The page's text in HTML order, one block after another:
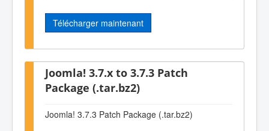
Télécharger maintenant
Joomla! 3.7.x to 3.7.3 Patch
Package (.tar.bz2)
Joomla! 3.7.3 Patch Package (.tar.bz2)